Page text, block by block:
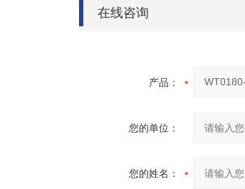
在线咨询
产品：
您的单位：
您的姓名：